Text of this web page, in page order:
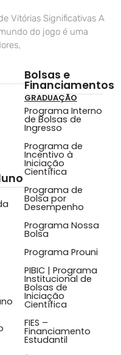
Vitórias Significativas A
do jogo é uma
Bolsas e
Financiamentos
GRADUAÇÃO
Programa Interno
de Bolsas de
Ingresso
Programa de
Incentivo à
Iniciação
Científica
Programa de
Bolsa por
Desempenho
Programa Nossa
Bolsa
Programa Prouni
PIBIC | Programa
Institucional de
Bolsas de
Iniciação
Científica
FIES –
Financiamento
Estudantil